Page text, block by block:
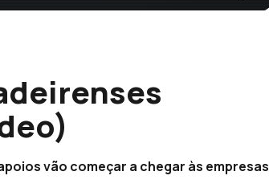
vão começar a chegar às empresas